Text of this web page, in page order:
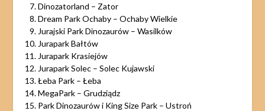
Dinozatorland – Zator
Dream Park Ochaby – Ochaby Wielkie
Jurajski Park Dinozaurów – Wasilków
Jurapark Bałtów
Jurapark Krasiejów
Jurapark Solec – Solec Kujawski
Łeba Park – Łeba
MegaPark – Grudziądz
Park Dinozaurów i King Size Park – Ustroń